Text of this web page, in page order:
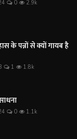
0 2.9k
के पन्नों से क्यों गायब है
1 1.8k
0 1.1k